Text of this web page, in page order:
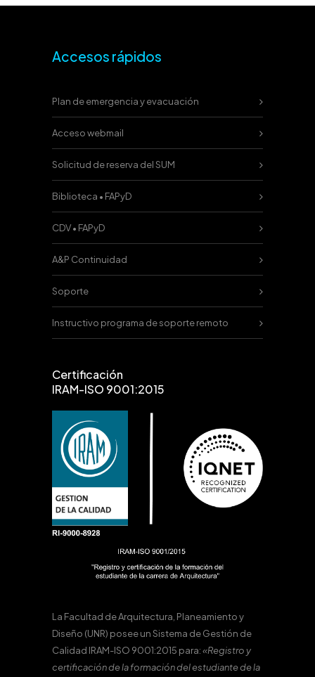
Accesos rápidos
Plan de emergencia y evacuación
Acceso webmail
Solicitud de reserva del SUM
Biblioteca • FAPyD
CDV • FAPyD
A&P Continuidad
Soporte
Instructivo programa de soporte remoto
Certificación
IRAM-ISO 9001:2015
La Facultad de Arquitectura, Planeamiento y
Diseño (UNR) posee un Sistema de Gestión de
Calidad IRAM-ISO 9001:2015 para:«Registro y
certificación de la formación del estudiante de la